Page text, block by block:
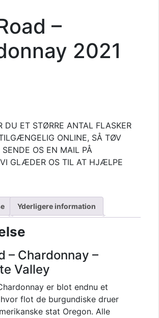
–
2021
DU ET STØRRE ANTAL FLASKER
ONLINE, SÅ TØV
SENDE OS EN MAIL PÅ
VI GLÆDER OS TIL AT HJÆLPE
Yderligere information
– Chardonnay –
Valley
er blot endnu et
flot de burgundiske druer
stat Oregon. Alle